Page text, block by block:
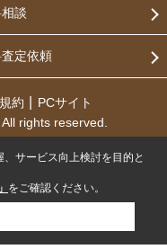
談
定依頼
約
PCサイト
rights reserved.
サービス向上検討を目的と
をご確認ください。